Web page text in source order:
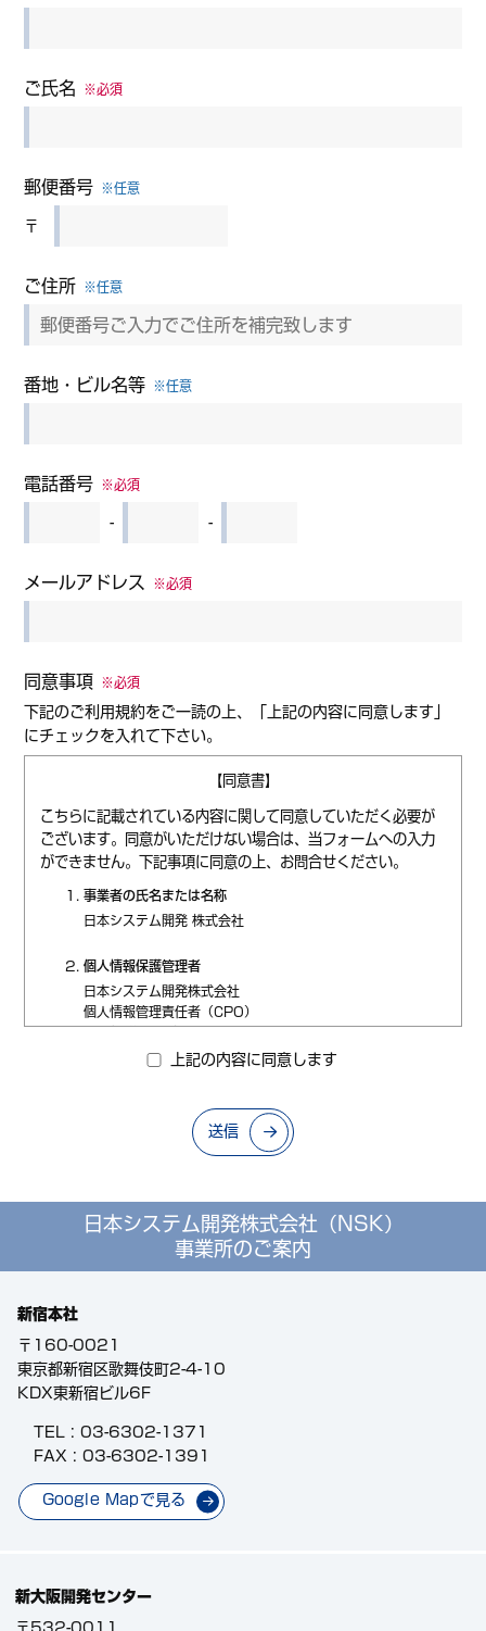
ご氏名 ※必須
郵便番号 ※任意
〒
ご住所 ※任意
番地・ビル名等 ※任意
電話番号 ※必須
- -
メールアドレス ※必須
同意事項 ※必須
下記のご利用規約をご一読の上、「上記の内容に同意します」
にチェックを入れて下さい。
【同意書】
こちらに記載されている内容に関して同意していただく必要が
ございます。同意がいただけない場合は、当フォームへの入力
ができません。下記事項に同意の上、お問合せください。
事業者の氏名または名称
日本システム開発 株式会社
個人情報保護管理者
日本システム開発株式会社
個人情報管理責任者（CPO）
たします。個人情報の第三者提供について皆様の同意がある
場合又は法令に基づく場合を除き、取得した個人情報を第三
開示対象個人情報の開示等及びお問合せ窓口について
皆様からの求めにより、当社が保有する開示対象個人情報の
利用目的の通知・開示・内容訂正・追加または削除・利用の
〒160-0021
東京都新宿区歌舞伎町2-4-10
KDX東新宿ビル6F
個人情報保護に関する苦情・相談窓口
電話：0120-369782 （平日9：30-18：00）
個人情報を入力するにあたっての注意事項
電子メールでのご連絡が取れないときに、お電話を差し上げ
行なっておりません。
上記の内容に同意します
送信
日本システム開発株式会社（NSK）
事業所のご案内
新宿本社
〒160-0021
東京都新宿区歌舞伎町2-4-10
KDX東新宿ビル6F
TEL : 03-6302-1371
FAX : 03-6302-1391
Google Mapで見る
新大阪開発センター
〒532-0011